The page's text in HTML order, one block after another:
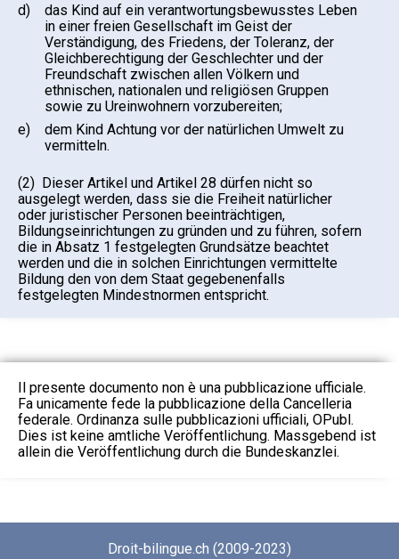
d)
das Kind auf ein verantwortungsbewusstes Leben
in einer freien Gesellschaft im Geist der
Verständigung, des Friedens, der Toleranz, der
Gleichberechtigung der Geschlechter und der
Freundschaft zwischen allen Völkern und
ethnischen, nationalen und religiösen Gruppen
sowie zu Ureinwohnern vorzubereiten;
e)
dem Kind Achtung vor der natürlichen Umwelt zu
vermitteln.
(2) Dieser Artikel und Artikel 28 dürfen nicht so
ausgelegt werden, dass sie die Freiheit natürlicher
oder juristischer Personen beeinträchtigen,
Bildungseinrichtungen zu gründen und zu führen, sofern
die in Absatz 1 festgelegten Grundsätze beachtet
werden und die in solchen Einrichtungen vermittelte
Bildung den von dem Staat gegebenenfalls
festgelegten Mindestnormen entspricht.
Il presente documento non è una pubblicazione ufficiale.
Fa unicamente fede la pubblicazione della Cancelleria
federale. Ordinanza sulle pubblicazioni ufficiali, OPubl.
Dies ist keine amtliche Veröffentlichung. Massgebend ist
allein die Veröffentlichung durch die Bundeskanzlei.
Droit-bilingue.ch (2009-2023)